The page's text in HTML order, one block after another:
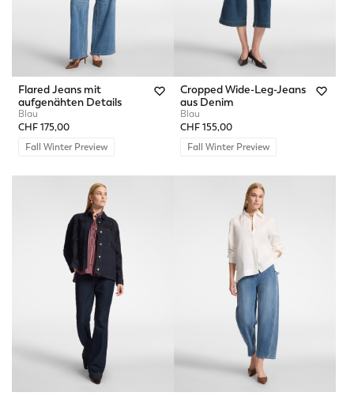
Flared Jeans mit
aufgenähten Details
Blau
CHF 175,00
Fall Winter Preview
Cropped Wide-Leg-Jeans
aus Denim
Blau
CHF 155,00
Fall Winter Preview